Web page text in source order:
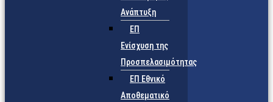
Ανάπτυξη
ΕΠ
Ενίσχυση της
Προσπελασιμότητας
ΕΠ Εθνικό
Αποθεματικό